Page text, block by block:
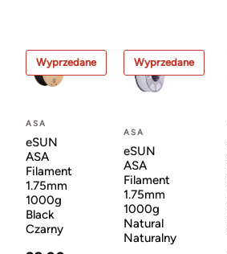
Wyprzedane
ASA
eSUN
ASA
Filament
1.75mm
1000g
Black
Czarny
Wyprzedane
ASA
eSUN
ASA
Filament
1.75mm
1000g
Natural
Naturalny